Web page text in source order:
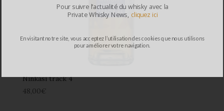
Ninkasi track 4
48,00€
En visitant notre site, vous acceptez l’utilisation des cookies que nous utilisons
pour améliorer votre navigation.
Pour suivre l’actualité du whisky avec la
Private Whisky News, cliquez ici